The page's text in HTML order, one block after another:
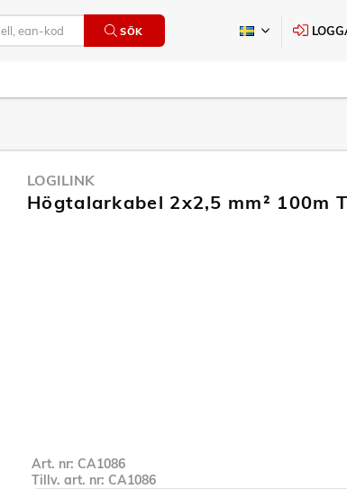
SÖK
LOGILINK
Högtalarkabel 2x2,5 mm² 100m
Art. nr: CA1086
Tillv. art. nr: CA1086